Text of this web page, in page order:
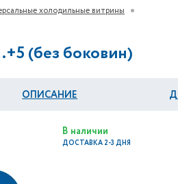
холодильные витрины
(без боковин)
ОПИСАНИЕ
В наличии
ДОСТАВКА 2-3 ДНЯ